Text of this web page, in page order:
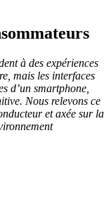
à des expériences
mais les interfaces
d’un smartphone,
Nous relevons ce
et axée sur la